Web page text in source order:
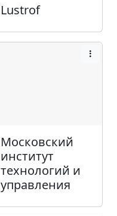
Lustrof
Московский
институт
технологий и
управления